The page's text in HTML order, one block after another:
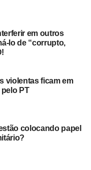
em outros
lo de “corrupto,
violentas ficam em
PT
colocando papel